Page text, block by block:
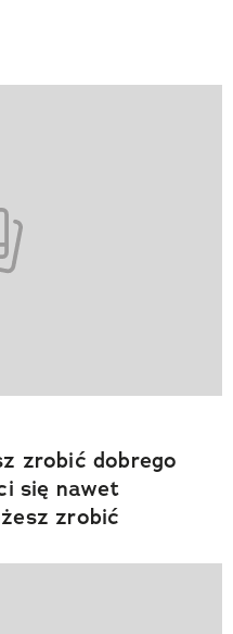
zrobić dobrego
się nawet
zrobić